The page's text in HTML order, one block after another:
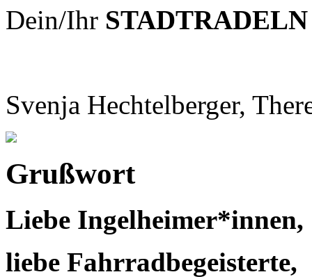
Dein/Ihr STADTRADELN
Svenja Hechtelberger,
Grußwort
Liebe Ingelheimer*innen,
liebe Fahrradbegeisterte,